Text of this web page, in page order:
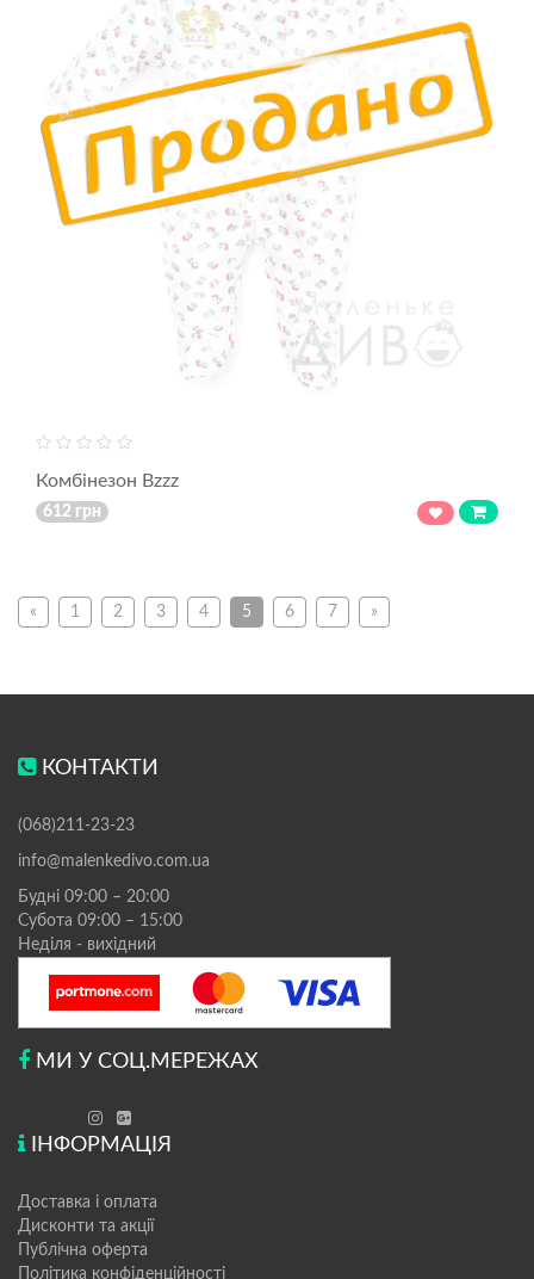
Комбінезон Bzzz
612 грн
« 1 2 3 4 5 6 7 »
КОНТАКТИ
(068)211-23-23
info@malenkedivo.com.ua
Будні 09:00 – 20:00
Субота 09:00 – 15:00
Неділя - вихідний
МИ У СОЦ.МЕРЕЖАХ
ІНФОРМАЦІЯ
Доставка і оплата
Дисконти та акції
Публічна оферта
Політика конфіденційності